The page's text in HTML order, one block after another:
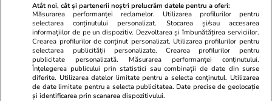
Atât noi, cât și partenerii noștri prelucrăm datele pentru a oferi:
Măsurarea performanței reclamelor. Utilizarea profilurilor pentru
selectarea conținutului personalizat. Stocarea și/sau accesarea
informațiilor de pe un dispozitiv. Dezvoltarea și îmbunătățirea serviciilor.
Crearea profilurilor de conținut personalizat. Utilizarea profilurilor pentru
selectarea publicității personalizate. Crearea profilurilor pentru
publicitate personalizată. Măsurarea performanței conținutului.
Înțelegerea publicului prin statistici sau combinații de date din surse
diferite. Utilizarea datelor limitate pentru a selecta conținutul. Utilizarea
de date limitate pentru a selecta publicitatea. Date precise de geolocație
și identificarea prin scanarea dispozitivului.